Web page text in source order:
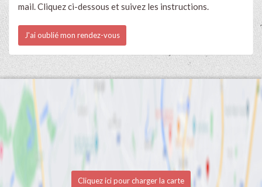
mail. Cliquez ci-dessous et suivez les instructions.
J'ai oublié mon rendez-vous
Cliquez ici pour charger la carte